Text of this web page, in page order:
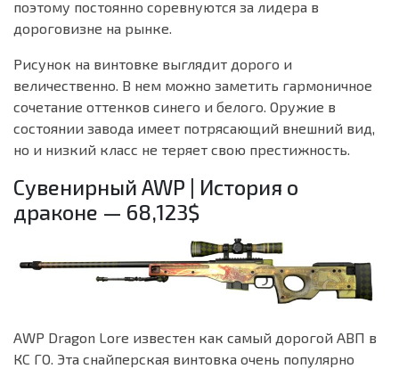
поэтому постоянно соревнуются за лидера в
дороговизне на рынке.
Рисунок на винтовке выглядит дорого и
величественно. В нем можно заметить гармоничное
сочетание оттенков синего и белого. Оружие в
состоянии завода имеет потрясающий внешний вид,
но и низкий класс не теряет свою престижность.
Сувенирный AWP | История о
драконе — 68,123$
AWP Dragon Lore известен как самый дорогой АВП в
КС ГО. Эта снайперская винтовка очень популярно